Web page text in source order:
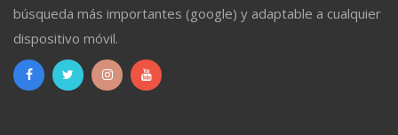
búsqueda más importantes (google) y adaptable a cualquier
dispositivo móvil.